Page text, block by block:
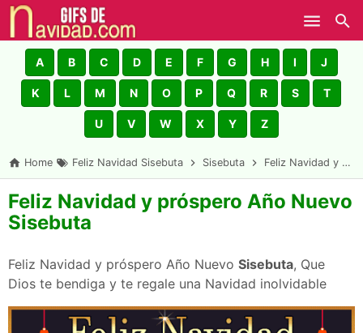
Skip to main content
A B C D E F G H I J
K L M N O P Q R S T
U V W X Y Z
Home Feliz Navidad Sisebuta Sisebuta Feliz Navidad y próspero Año Nuevo Sisebuta
Feliz Navidad y próspero Año Nuevo
Sisebuta
Feliz Navidad y próspero Año Nuevo Sisebuta, Que
Dios te bendiga y te regale una Navidad inolvidable